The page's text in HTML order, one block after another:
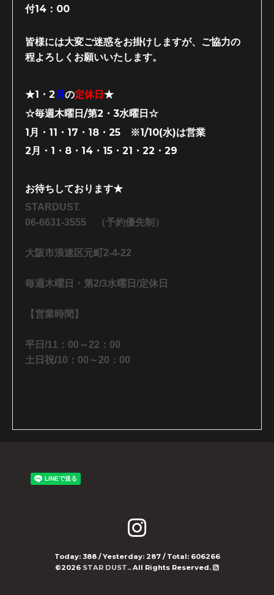
付14：00
皆様には大変ご迷惑をお掛けしますが、ご協力の
程よろしくお願いいたします。
★1・2月 の定休日 ★
☆毎週木曜日/第2・3水曜日☆
1月・11・17・18・25 ※1/10(水)は営業
2月・1・8・14・15・21・22・29
お待ちしております★
STARDUST.
06-6631-3555 （予約優先制）
大阪市浪速区元町2-4-22
毎週木曜日・第2/3水曜日/定休日
【営業時間】
平日/11：00～22：00
土日祝/10：00～20：00
Today: 388/ Yesterday: 287/ Total: 606266
©2026 STAR DUST.. All Rights Reserved.